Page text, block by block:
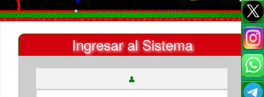
Ingresar al Sistema